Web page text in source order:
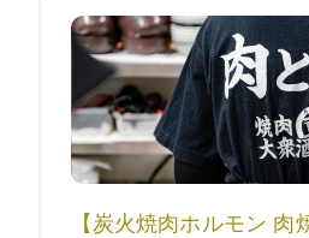
【炭火焼肉ホルモン 肉